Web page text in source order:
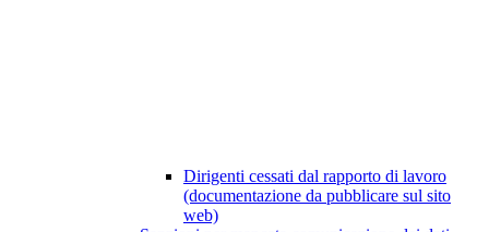
Dirigenti cessati dal rapporto di lavoro
(documentazione da pubblicare sul sito
web)